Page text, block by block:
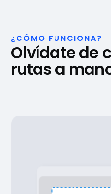
¿CÓMO FUNCIONA?
Olvídate de
rutas a